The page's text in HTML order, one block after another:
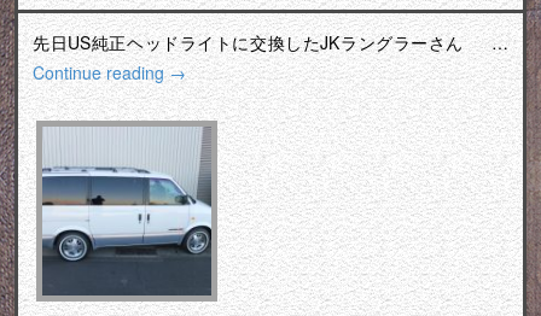
先日US純正ヘッドライトに交換したJKラングラーさん …
Continue reading→